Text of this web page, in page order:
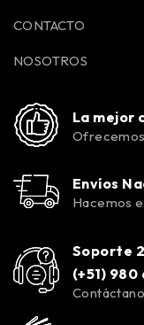
CONTACTO
NOSOTROS
La mejor
Envíos
Hacemos
Soporte
(+51) 980